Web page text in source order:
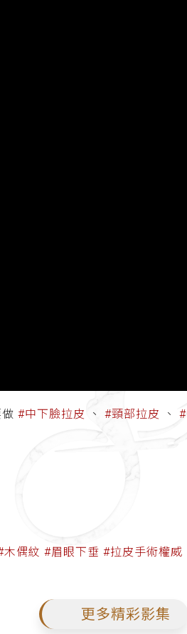
做#中下臉拉皮 、#頸部拉皮 、#
木偶紋 #眉眼下垂 #拉皮手術權威
更多精彩影集